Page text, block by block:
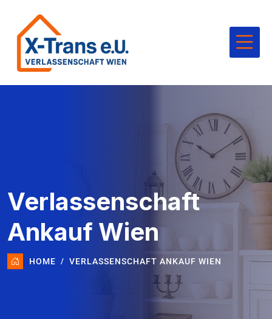
Verlassenschaft
Ankauf Wien
HOME VERLASSENSCHAFT ANKAUF WIEN